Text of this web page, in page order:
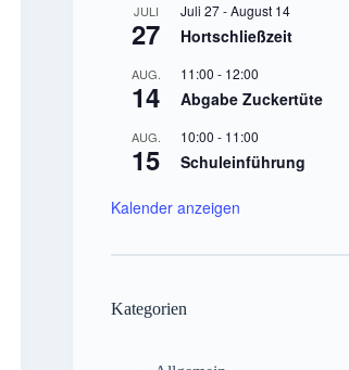
JULI
27
Juli 27-August 14
Hortschließzeit
AUG.
14
11:00 - 12:00
Abgabe Zuckertüte
AUG.
15
10:00 - 11:00
Schuleinführung
Kalender anzeigen
Kategorien